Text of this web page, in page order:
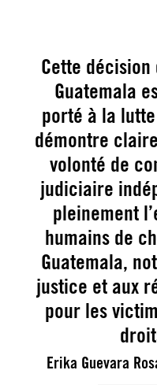
Cette
Guatemala
porté à la
démontre
volonté de
judiciaire
pleinement
humains de
Guatemala,
justice et aux
pour les
Erika Guevara